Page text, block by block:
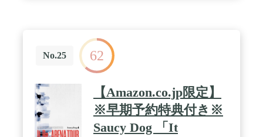
No.25 62
【Amazon.co.jp限定】
※早期予約特典付き※
Saucy Dog 「It